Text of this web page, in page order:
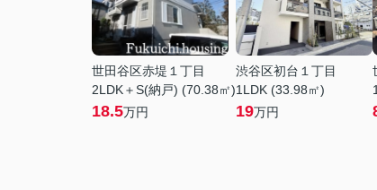
世田谷区赤堤１丁目
2LDK＋S(納戸) (70.38㎡)
18.5万円
渋谷区初台１丁目
1LDK (33.98㎡)
19万円